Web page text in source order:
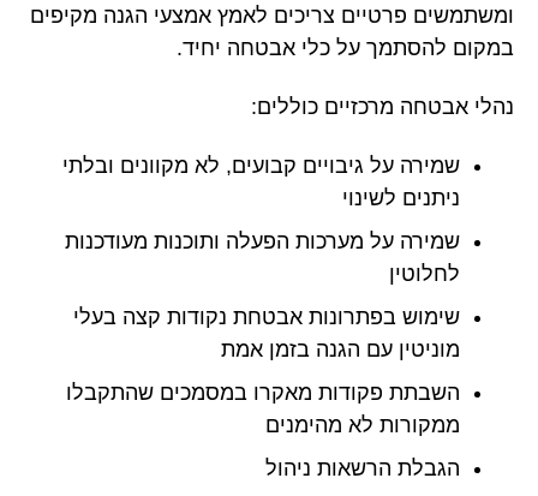
ומשתמשים פרטיים צריכים לאמץ אמצעי הגנה מקיפים
במקום להסתמך על כלי אבטחה יחיד.
נהלי אבטחה מרכזיים כוללים:
שמירה על גיבויים קבועים, לא מקוונים ובלתי
ניתנים לשינוי
שמירה על מערכות הפעלה ותוכנות מעודכנות
לחלוטין
שימוש בפתרונות אבטחת נקודות קצה בעלי
מוניטין עם הגנה בזמן אמת
השבתת פקודות מאקרו במסמכים שהתקבלו
ממקורות לא מהימנים
הגבלת הרשאות ניהול